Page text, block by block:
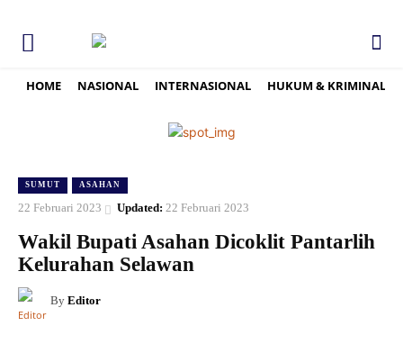
HOME NASIONAL INTERNASIONAL HUKUM & KRIMINAL
SUMUT ASAHAN
22 Februari 2023 Updated: 22 Februari 2023
Wakil Bupati Asahan Dicoklit Pantarlih
Kelurahan Selawan
By Editor